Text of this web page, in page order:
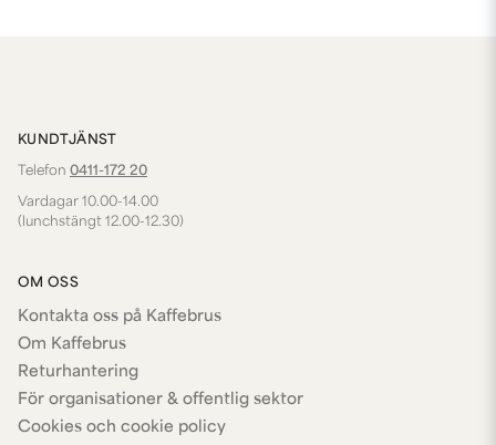
KUNDTJÄNST
Telefon 0411-172 20
Vardagar 10.00-14.00
(lunchstängt 12.00-12.30)
OM OSS
Kontakta oss på Kaffebrus
Om Kaffebrus
Returhantering
För organisationer & offentlig sektor
Cookies och cookie policy